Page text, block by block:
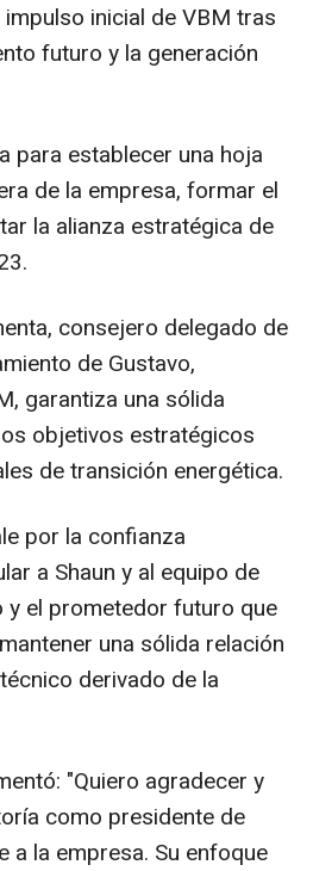
inicial de VBM tras
futuro y la generación
para establecer una hoja
de la empresa, formar el
la alianza estratégica de
, consejero delegado de
de Gustavo,
garantiza una sólida
objetivos estratégicos
de transición energética.
por la confianza
a Shaun y al equipo de
y el prometedor futuro que
una sólida relación
derivado de la
"Quiero agradecer y
como presidente de
a la empresa. Su enfoque